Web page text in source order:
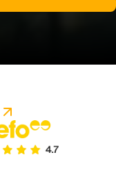
baserat på 1